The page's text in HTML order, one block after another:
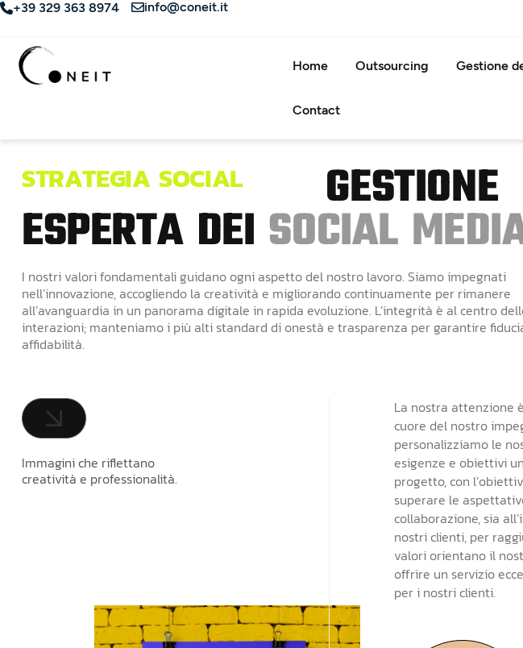
+39 329 363 8974 info@coneit.it
Home Outsourcing Gestione
Contact
STRATEGIA SOCIAL GESTIONE
ESPERTA DEI SOCIAL MEDI
I nostri valori fondamentali guidano ogni aspetto del nostro lavoro. Siamo impegnati
nell’innovazione, accogliendo la creatività e migliorando continuamente per rimanere
all’avanguardia in un panorama digitale in rapida evoluzione. L’integrità è al centro
interazioni; manteniamo i più alti standard di onestà e trasparenza per garantire
affidabilità.
Immagini che riflettano
creatività e professionalità.
La nostra attenzione
cuore del nostro
personalizziamo le
esigenze e obiettivi
progetto, con
superare le
collaborazione, sia
nostri clienti, per
valori orientano il
offrire un servizio
per i nostri clienti.